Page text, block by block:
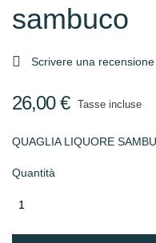
sambuco
 Scrivere una recensione
26,00 € Tasse incluse
QUAGLIA LIQUORE
Quantità